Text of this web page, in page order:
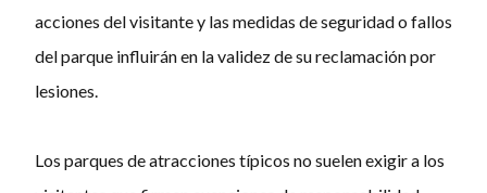
acciones del visitante y las medidas de seguridad o fallos
del parque influirán en la validez de su reclamación por
lesiones.
Los parques de atracciones típicos no suelen exigir a los